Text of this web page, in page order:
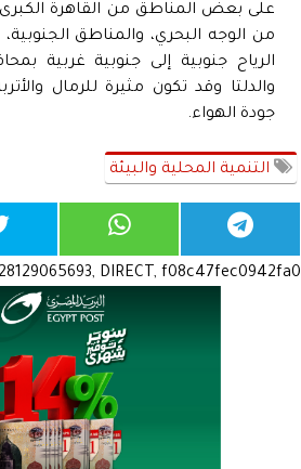
على بعض المناطق من القاهرة
من الوجه البحري، والمناطق
الرياح جنوبية إلى جنوبية غربية
والدلتا وقد تكون مثيرة للرمال
جودة الهواء.
التنمية المحلية والبيئة
DIRECT, f08c47fec0942fa0